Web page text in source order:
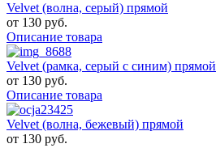
Velvet (волна, серый) прямой
от 130 руб.
Описание товара
Velvet (рамка, серый с синим) прямой
от 130 руб.
Описание товара
Velvet (волна, бежевый) прямой
от 130 руб.